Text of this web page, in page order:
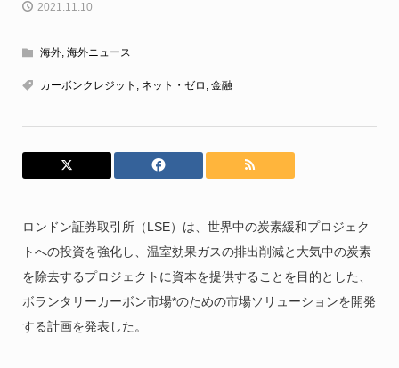
2021.11.10
海外, 海外ニュース
カーボンクレジット , ネット・ゼロ , 金融
ロンドン証券取引所（LSE）は、世界中の炭素緩和プロジェク
トへの投資を強化し、温室効果ガスの排出削減と大気中の炭素
を除去するプロジェクトに資本を提供することを目的とした、
ボランタリーカーボン市場*のための市場ソリューションを開発
する計画を発表した。